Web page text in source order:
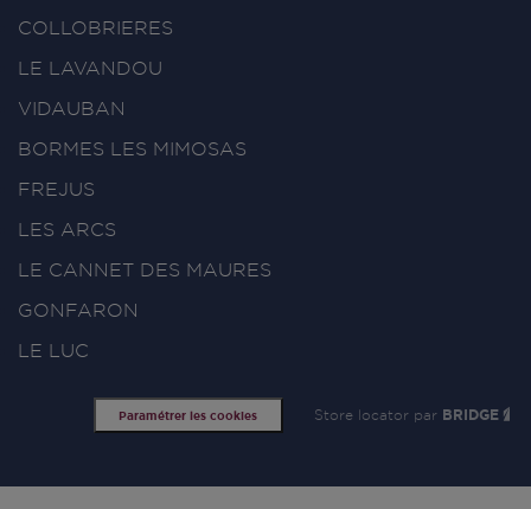
COLLOBRIERES
LE LAVANDOU
VIDAUBAN
BORMES LES MIMOSAS
FREJUS
LES ARCS
LE CANNET DES MAURES
GONFARON
LE LUC
Paramétrer les cookies Store locator par BRIDGE